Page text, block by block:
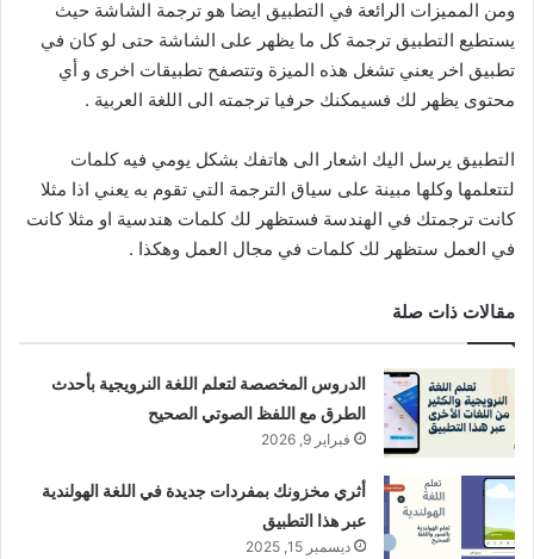
ومن المميزات الرائعة في التطبيق ايضا هو ترجمة الشاشة حيث
يستطيع التطبيق ترجمة كل ما يظهر على الشاشة حتى لو كان في
تطبيق اخر يعني تشغل هذه الميزة وتتصفح تطبيقات اخرى و أي
محتوى يظهر لك فسيمكنك حرفيا ترجمته الى اللغة العربية .
التطبيق يرسل اليك اشعار الى هاتفك بشكل يومي فيه كلمات
لتتعلمها وكلها مبينة على سياق الترجمة التي تقوم به يعني اذا مثلا
كانت ترجمتك في الهندسة فستظهر لك كلمات هندسية او مثلا كانت
في العمل ستظهر لك كلمات في مجال العمل وهكذا .
مقالات ذات صلة
الدروس المخصصة لتعلم اللغة النرويجية بأحدث
الطرق مع اللفظ الصوتي الصحيح
فبراير 9, 2026
أثري مخزونك بمفردات جديدة في اللغة الهولندية
عبر هذا التطبيق
ديسمبر 15, 2025